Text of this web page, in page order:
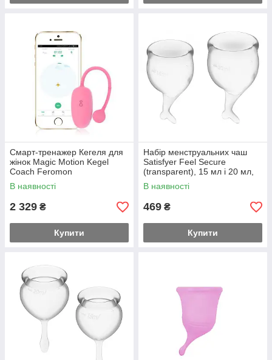
Смарт-тренажер Кегеля для
жінок Magic Motion Kegel
Coach Feromon
В наявності
2 329 ₴
Купити
Набір менструальних чаш
Satisfyer Feel Secure
(transparent), 15 мл і 20 мл,
мішечок для зберігання
В наявності
469 ₴
Купити